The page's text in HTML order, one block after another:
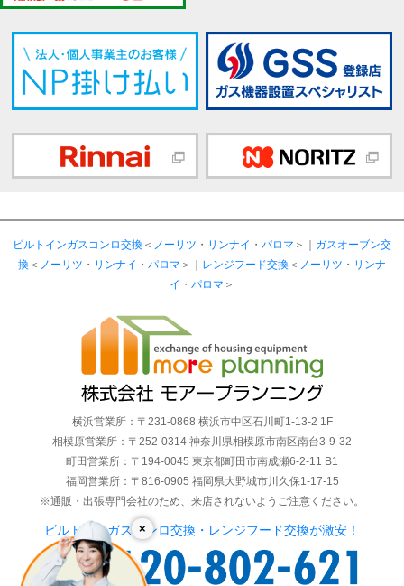
×
ビルトインガスコンロ交換 ＜ ノーリツ ・ リンナイ ・ パロマ ＞｜ ガスオーブン交
換 ＜ ノーリツ ・ リンナイ ・ パロマ ＞｜ レンジフード交換 ＜ ノーリツ ・ リンナ
イ ・ パロマ ＞
横浜営業所：〒231-0868 横浜市中区石川町1-13-2 1F
相模原営業所：〒252-0314 神奈川県相模原市南区南台3-9-32
町田営業所：〒194-0045 東京都町田市南成瀬6-2-11 B1
福岡営業所：〒816-0905 福岡県大野城市川久保1-17-15
※通販・出張専門会社のため、来店されないようご注意ください。
ビルトインガスコンロ交換・レンジフード交換が激安！